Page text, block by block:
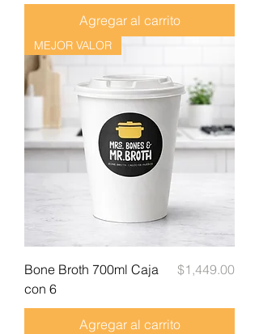
Agregar al carrito
MEJOR VALOR
Bone Broth 700ml Caja
con 6
Precio
$1,449.00
Agregar al carrito